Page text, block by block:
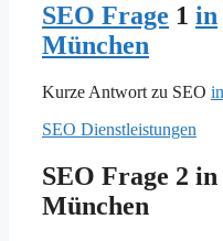
SEO Frage 1 in
München
Kurze Antwort zu SEO
SEO Dienstleistungen
SEO Frage 2 in
München